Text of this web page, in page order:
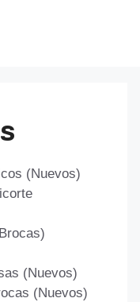
(Nuevos)
(Nuevos)
(Nuevos)